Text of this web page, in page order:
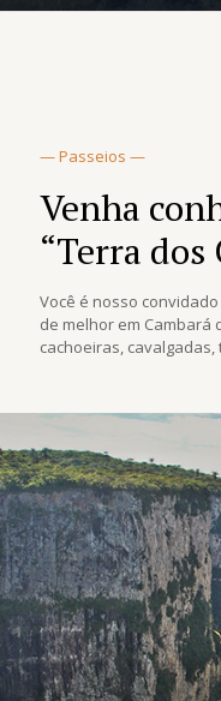
— Passeios —
Venha
“Terra dos
Você é nosso
de melhor em Cambará
cachoeiras,